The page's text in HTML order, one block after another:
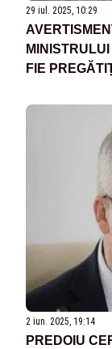
29 iul. 2025, 10:29
FIE
2 iun. 2025, 19:14
PREDOIU